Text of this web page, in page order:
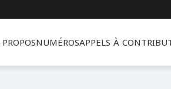
NUMÉROSAPPELS À